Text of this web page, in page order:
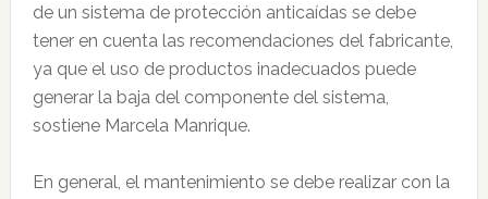
de un sistema de protección anticaídas se debe
tener en cuenta las recomendaciones del fabricante,
ya que el uso de productos inadecuados puede
generar la baja del componente del sistema,
sostiene Marcela Manrique.
En general, el mantenimiento se debe realizar con la